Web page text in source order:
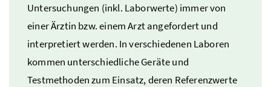
Untersuchungen (inkl. Laborwerte) immer von
einer Ärztin bzw.einem Arzt angefordert und
interpretiert werden. In verschiedenen Laboren
kommen unterschiedliche Geräte und
Testmethoden zum Einsatz, deren Referenzwerte